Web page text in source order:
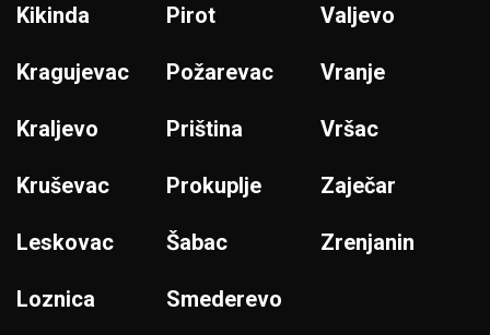
Kikinda
Kragujevac
Kraljevo
Kruševac
Leskovac
Loznica
Pirot
Požarevac
Priština
Prokuplje
Šabac
Smederevo
Valjevo
Vranje
Vršac
Zaječar
Zrenjanin